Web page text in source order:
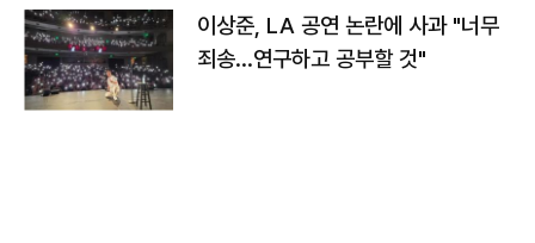
이상준, LA 공연 논란에 사과 "너무
죄송…연구하고 공부할 것"